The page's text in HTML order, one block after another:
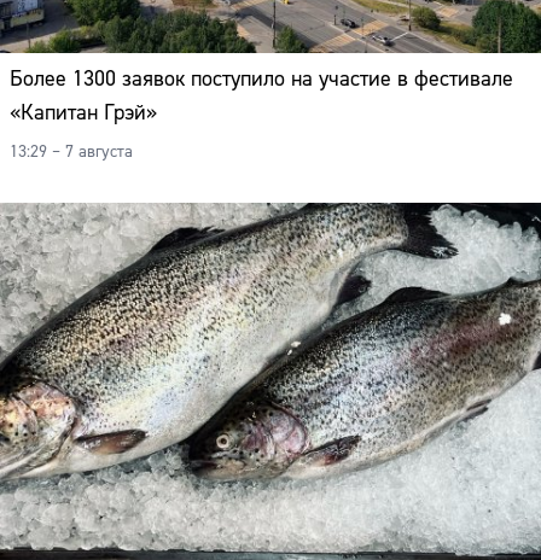
Более 1300 заявок поступило на участие в фестивале
«Капитан Грэй»
13:29 – 7 августа